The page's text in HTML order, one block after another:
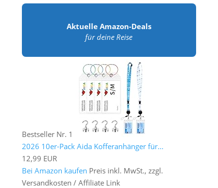
Aktuelle Amazon-Deals
für deine Reise
Bestseller Nr. 1
2026 10er-Pack Aida Kofferanhänger für...
12,99 EUR
Bei Amazon kaufen Preis inkl. MwSt., zzgl.
Versandkosten / Affiliate Link